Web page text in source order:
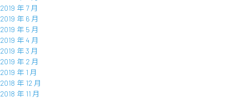
2019 年 7 月
2019 年 6 月
2019 年 5 月
2019 年 4 月
2019 年 3 月
2019 年 2 月
2019 年 1 月
2018 年 12 月
2018 年 11 月